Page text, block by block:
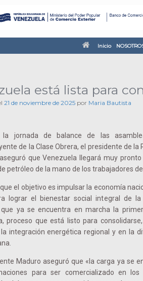
Inicio
está lista para
21 de noviembre de 2025 por Maria Bautista
la jornada de balance de las
de la Clase Obrera, el presidente de la
que Venezuela llegará muy
petróleo de la mano de los trabajadores
el objetivo es impulsar la economía
lograr el bienestar social integral de la
ya se encuentra en marcha la
proceso que está listo para
integración energética regional y en la
Maduro aseguró que «la carga ya se
para ser comercializado en